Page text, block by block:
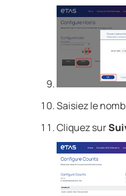
Saisiez le
Cliquez sur